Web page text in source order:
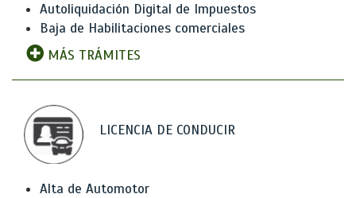
Autoliquidación Digital de Impuestos
Baja de Habilitaciones comerciales
MÁS TRÁMITES
LICENCIA DE CONDUCIR
Alta de Automotor